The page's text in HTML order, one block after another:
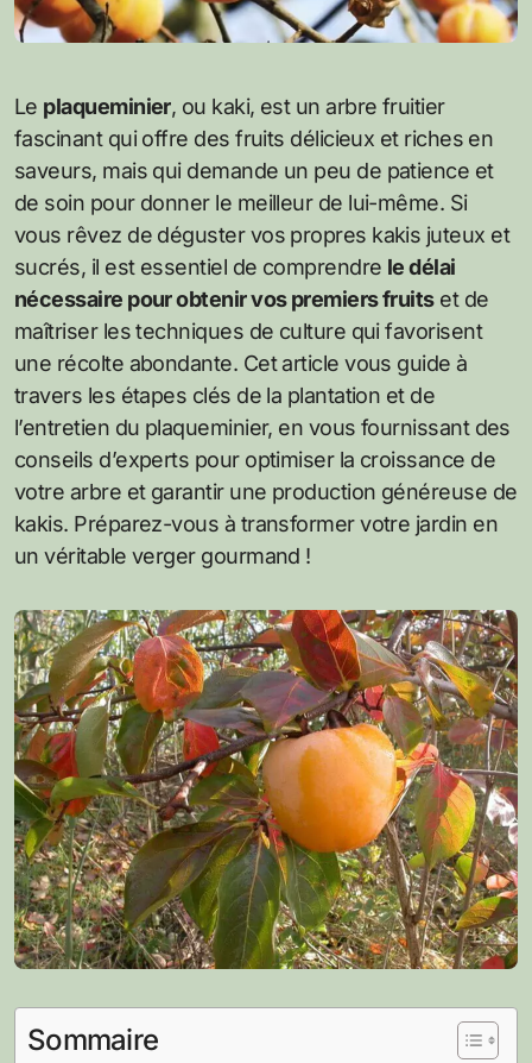
Le plaqueminier, ou kaki, est un arbre fruitier
fascinant qui offre des fruits délicieux et riches en
saveurs, mais qui demande un peu de patience et
de soin pour donner le meilleur de lui-même. Si
vous rêvez de déguster vos propres kakis juteux et
sucrés, il est essentiel de comprendre le délai
nécessaire pour obtenir vos premiers fruitset de
maîtriser les techniques de culture qui favorisent
une récolte abondante. Cet article vous guide à
travers les étapes clés de la plantation et de
l’entretien du plaqueminier, en vous fournissant des
conseils d’experts pour optimiser la croissance de
votre arbre et garantir une production généreuse de
kakis. Préparez-vous à transformer votre jardin en
un véritable verger gourmand !
Sommaire